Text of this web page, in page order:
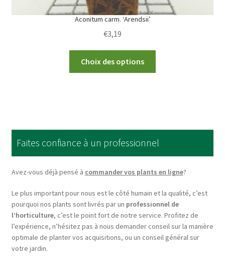
Aconitum carm. ‘Arendsii’
€3,19
Choix des options
options
may
be
chosen
the
product
page
Faites confiance à un professionnel
Avez-vous déjà pensé à commander vos plants en ligne?
Le plus important pour nous est le côté humain et la qualité, c’est
pourquoi nos plants sont livrés par un professionnel de
l’horticulture, c’est le point fort de notre service. Profitez de
l’expérience, n’hésitez pas à nous demander conseil sur la manière
optimale de planter vos acquisitions, ou un conseil général sur
votre jardin.